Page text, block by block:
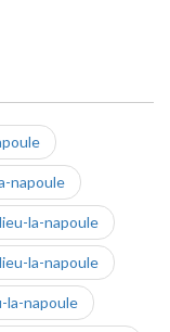
napoule
la-napoule
la-napoule
la-napoule